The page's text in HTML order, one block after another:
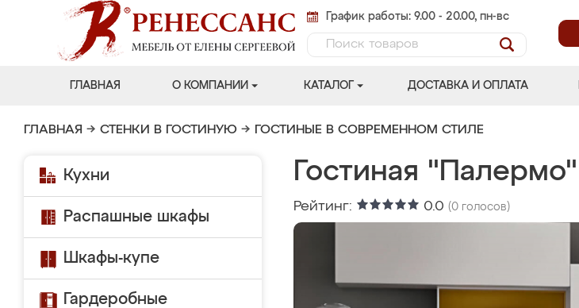
График работы: 9.00 - 20.00, пн-вс
ГЛАВНАЯ О КОМПАНИИ КАТАЛОГ ДОСТАВКА И ОПЛАТА
ГЛАВНАЯ → СТЕНКИ В ГОСТИНУЮ → ГОСТИНЫЕ В СОВРЕМЕННОМ СТИЛЕ
Кухни
Распашные шкафы
Шкафы-купе
Гардеробные
Гостиная "Палермо"
Рейтинг: 0.0 (0 голосов)